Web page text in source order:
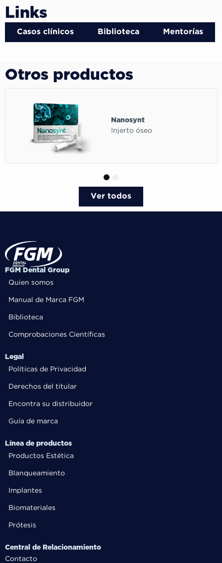
Links
Casos clínicos Biblioteca Mentorías
Otros productos
Nanosynt
Injerto óseo
Ver todos
FGM Dental Group
Quien somos
Manual de Marca FGM
Biblioteca
Comprobaciones Científicas
Legal
Políticas de Privacidad
Derechos del titular
Encontra su distribuidor
Guía de marca
Línea de productos
Productos Estética
Blanqueamiento
Implantes
Biomateriales
Prótesis
Central de Relacionamiento
Contacto